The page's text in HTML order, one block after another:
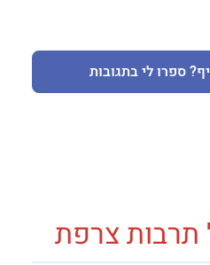
ספרו לי בתגובות
תרבות צרפת